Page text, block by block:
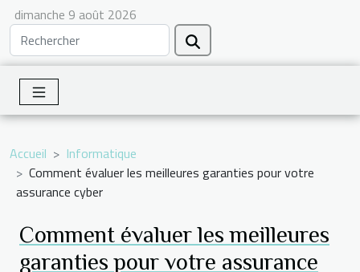
dimanche 9 août 2026
Accueil
Informatique
Comment évaluer les meilleures garanties pour votre
assurance cyber
Comment évaluer les meilleures
garanties pour votre assurance